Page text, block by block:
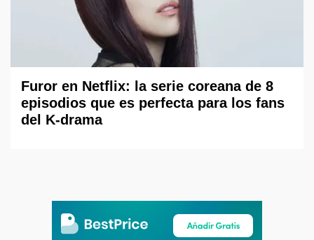
Furor en Netflix: la serie coreana de 8
episodios que es perfecta para los fans
del K-drama